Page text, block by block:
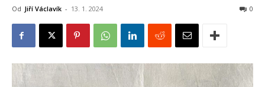
Od Jiří Václavík - 13. 1. 2024 0